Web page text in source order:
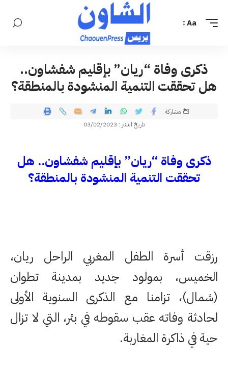
Aa
ذكرى وفاة “ريان” بإقليم شفشاون..
هل تحققت التنمية المنشودة بالمنطقة؟
تاريخ النشر : 03/02/2023
مشاركة
ذكرى وفاة “ريان” بإقليم شفشاون.. هل
تحققت التنمية المنشودة بالمنطقة؟
رزقت أسرة الطفل المغربي الراحل ريان،
الخميس، بمولود جديد بمدينة تطوان
(شمال)، تزامنا مع الذكرى السنوية الأولى
لحادثة وفاته عقب سقوطه في بئر، التي لا تزال
حية في ذاكرة المغاربة.